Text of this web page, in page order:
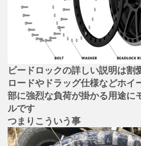
ビードロックの詳しい説明は割
ロードやドラッグ仕様などホイ
部に強烈な負荷が掛かる用途に
ルです
つまりこういう事